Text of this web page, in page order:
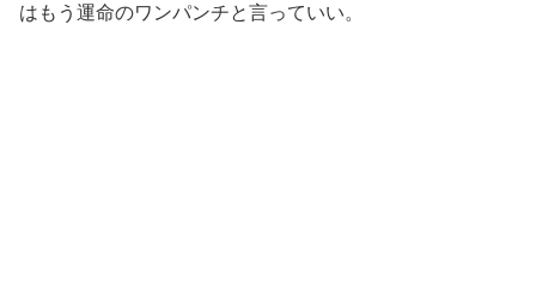
はもう運命のワンパンチと言っていい。